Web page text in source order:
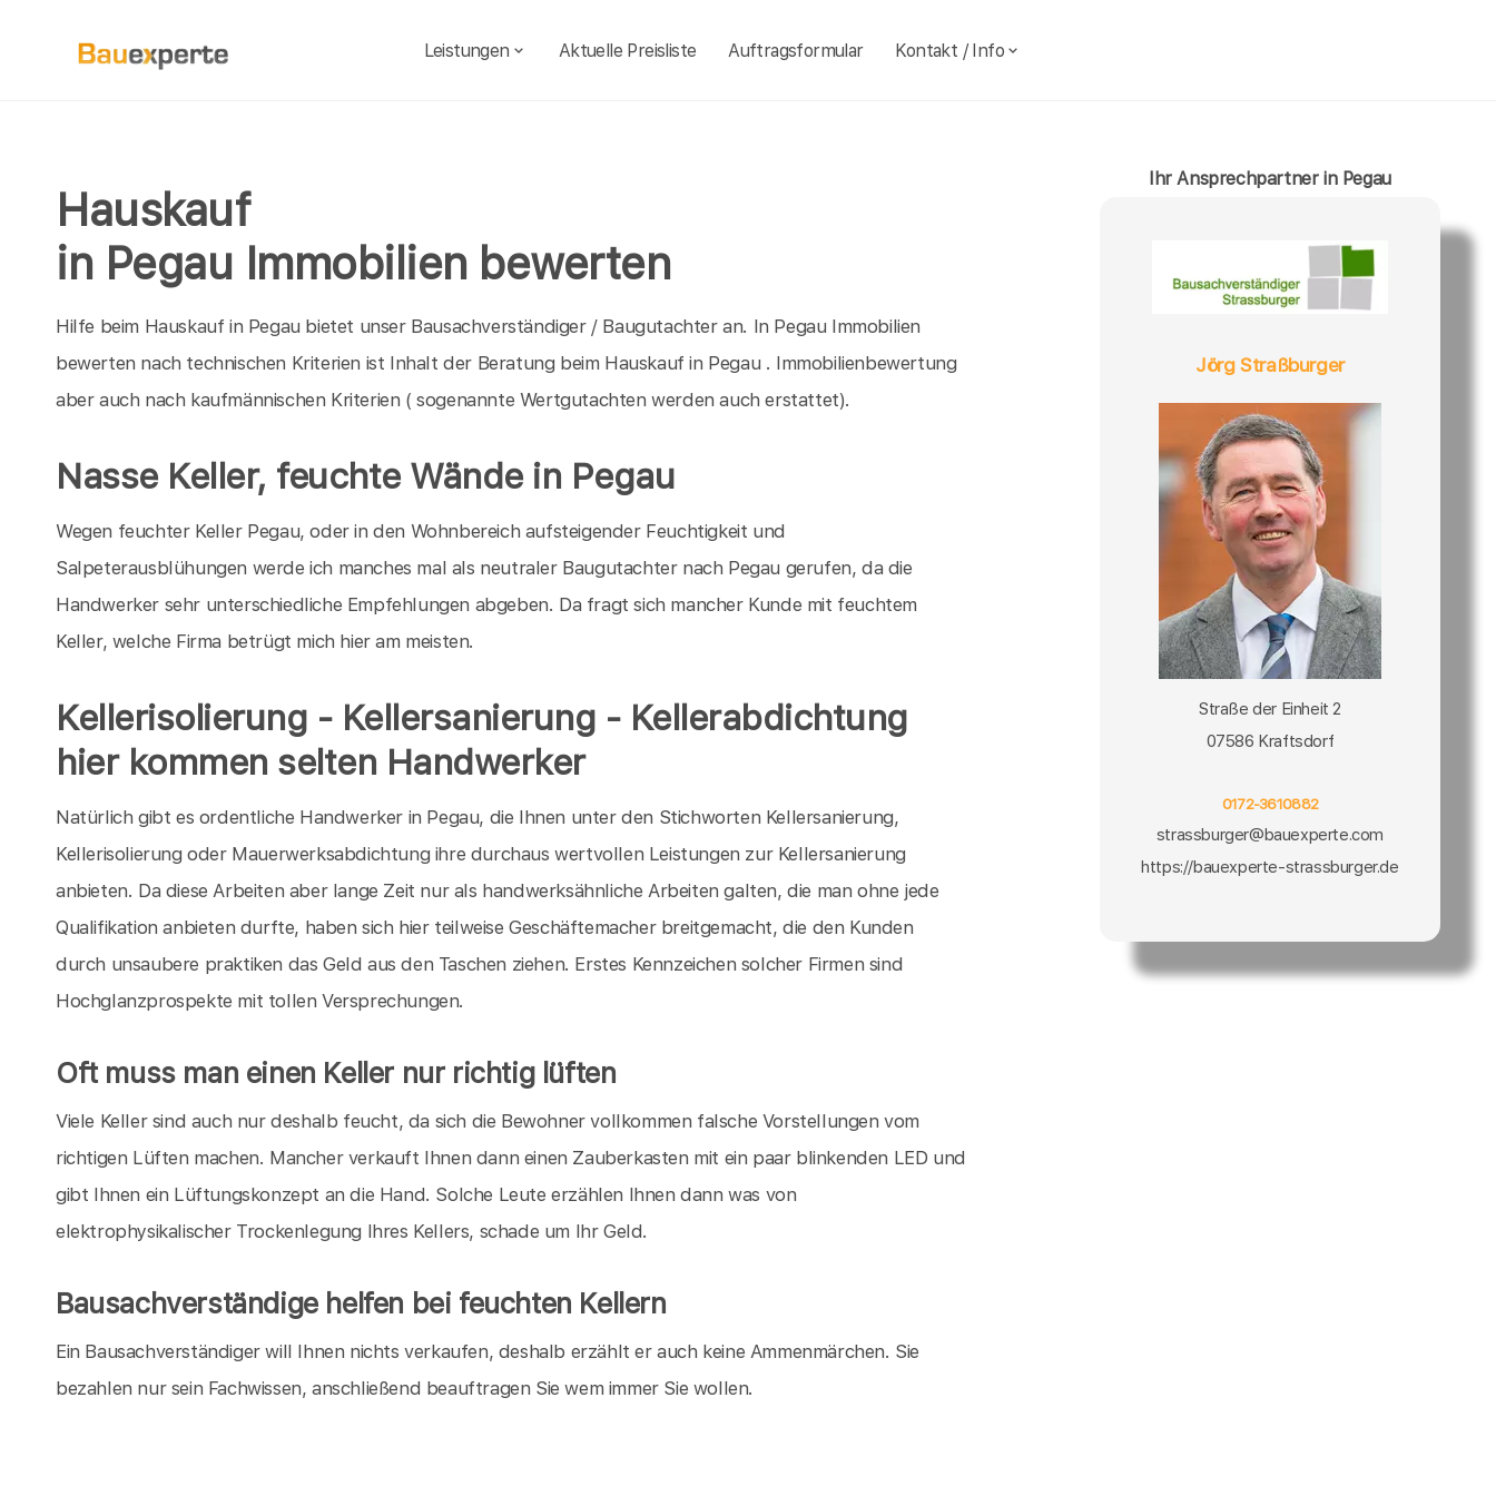
Leistungen Aktuelle Preisliste Auftragsformular Kontakt / Info
Hauskauf
in Pegau Immobilien bewerten
Hilfe beim Hauskauf in Pegau bietet unser Bausachverständiger / Baugutachter an. In Pegau Immobilien
bewerten nach technischen Kriterien ist Inhalt der Beratung beim Hauskauf in Pegau . Immobilienbewertung
aber auch nach kaufmännischen Kriterien ( sogenannte Wertgutachten werden auch erstattet).
Nasse Keller, feuchte Wände in Pegau
Wegen feuchter Keller Pegau, oder in den Wohnbereich aufsteigender Feuchtigkeit und
Salpeterausblühungen werde ich manches mal als neutraler Baugutachter nach Pegau gerufen, da die
Handwerker sehr unterschiedliche Empfehlungen abgeben. Da fragt sich mancher Kunde mit feuchtem
Keller, welche Firma betrügt mich hier am meisten.
Kellerisolierung - Kellersanierung - Kellerabdichtung
hier kommen selten Handwerker
Natürlich gibt es ordentliche Handwerker in Pegau, die Ihnen unter den Stichworten Kellersanierung,
Kellerisolierung oder Mauerwerksabdichtung ihre durchaus wertvollen Leistungen zur Kellersanierung
anbieten. Da diese Arbeiten aber lange Zeit nur als handwerksähnliche Arbeiten galten, die man ohne jede
Qualifikation anbieten durfte, haben sich hier teilweise Geschäftemacher breitgemacht, die den Kunden
durch unsaubere praktiken das Geld aus den Taschen ziehen. Erstes Kennzeichen solcher Firmen sind
Hochglanzprospekte mit tollen Versprechungen.
Oft muss man einen Keller nur richtig lüften
Viele Keller sind auch nur deshalb feucht, da sich die Bewohner vollkommen falsche Vorstellungen vom
richtigen Lüften machen. Mancher verkauft Ihnen dann einen Zauberkasten mit ein paar blinkenden LED und
gibt Ihnen ein Lüftungskonzept an die Hand. Solche Leute erzählen Ihnen dann was von
elektrophysikalischer Trockenlegung Ihres Kellers, schade um Ihr Geld.
Bausachverständige helfen bei feuchten Kellern
Ein Bausachverständiger will Ihnen nichts verkaufen, deshalb erzählt er auch keine Ammenmärchen. Sie
bezahlen nur sein Fachwissen, anschließend beauftragen Sie wem immer Sie wollen.
Ihr Ansprechpartner in Pegau
Jörg Straßburger
Straße der Einheit 2
07586 Kraftsdorf
0172-3610882
strassburger@bauexperte.com
https://bauexperte-strassburger.de